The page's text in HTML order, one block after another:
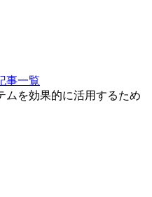
事一覧
ムを効果的に活用するため